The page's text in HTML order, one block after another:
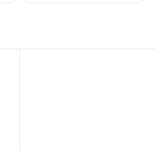
suteikia patogumo ir